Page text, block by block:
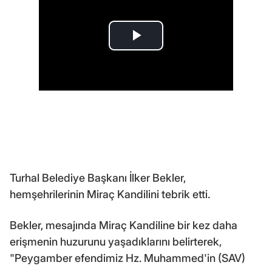
Turhal Belediye Başkanı İlker Bekler,
hemşehrilerinin Miraç Kandilini tebrik etti.
Bekler, mesajında Miraç Kandiline bir kez daha
erişmenin huzurunu yaşadıklarını belirterek,
"Peygamber efendimiz Hz. Muhammed'in (SAV)